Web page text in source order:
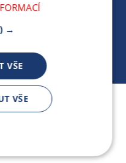
a členem Asociace
energií.
17:00
→
VŠE
VŠE
Výkonnostní